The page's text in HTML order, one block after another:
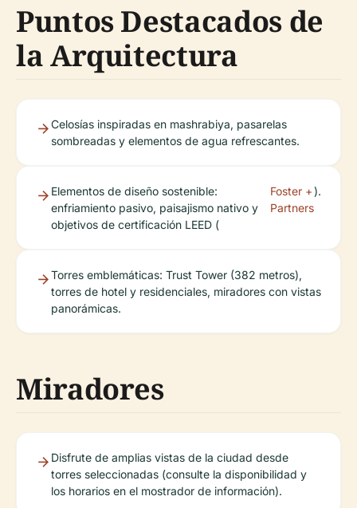
Puntos Destacados de
la Arquitectura
Celosías inspiradas en mashrabiya, pasarelas
sombreadas y elementos de agua refrescantes.
Elementos de diseño sostenible:
enfriamiento pasivo, paisajismo nativo y
objetivos de certificación LEED (
Foster +
Partners
).
Torres emblemáticas: Trust Tower (382 metros),
torres de hotel y residenciales, miradores con vistas
panorámicas.
Miradores
Disfrute de amplias vistas de la ciudad desde
torres seleccionadas (consulte la disponibilidad y
los horarios en el mostrador de información).